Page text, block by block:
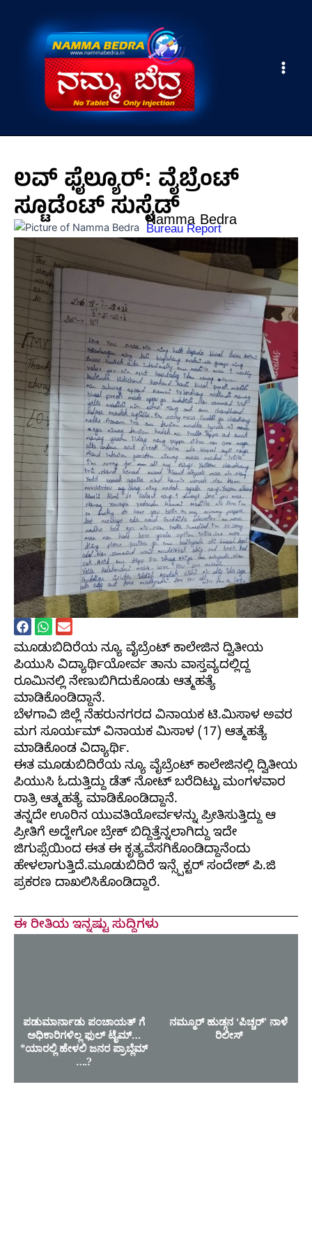
ಲವ್ ಫೈಲ್ಯೂರ್: ವೈಬ್ರೆಂಟ್
ಸ್ಟೂಡೆಂಟ್ ಸುಸೈಡ್
Namma Bedra
Bureau Report
ಮೂಡುಬಿದಿರೆಯ ನ್ಯೂ ವೈಬ್ರೆಂಟ್ ಕಾಲೇಜಿನ ದ್ವಿತೀಯ
ಪಿಯುಸಿ ವಿದ್ಯಾರ್ಥಿಯೋರ್ವ ತಾನು ವಾಸ್ತವ್ಯದಲ್ಲಿದ್ದ
ರೂಮಿನಲ್ಲಿ ನೇಣುಬಿಗಿದುಕೊಂಡು ಆತ್ಮಹತ್ಯೆ
ಮಾಡಿಕೊಂಡಿದ್ದಾನೆ.
ಬೆಳಗಾವಿ ಜಿಲ್ಲೆ ನೆಹರುನಗರದ ವಿನಾಯಕ ಟಿ.ಮಿಸಾಳ ಅವರ
ಮಗ ಸೂರ್ಯಮ್ ವಿನಾಯಕ ಮಿಸಾಳ (17) ಆತ್ಮಹತ್ಯೆ
ಮಾಡಿಕೊಂಡ ವಿದ್ಯಾರ್ಥಿ.
ಈತ ಮೂಡುಬಿದಿರೆಯ ನ್ಯೂ ವೈಬ್ರೆಂಟ್ ಕಾಲೇಜಿನಲ್ಲಿ ದ್ವಿತೀಯ
ಪಿಯುಸಿ ಓದುತ್ತಿದ್ದು ಡೆತ್ ನೋಟ್ ಬರೆದಿಟ್ಟು ಮಂಗಳವಾರ
ರಾತ್ರಿ ಆತ್ಮಹತ್ಯೆ ಮಾಡಿಕೊಂಡಿದ್ದಾನೆ.
ತನ್ನದೇ ಊರಿನ ಯುವತಿಯೋರ್ವಳನ್ನು ಪ್ರೀತಿಸುತ್ತಿದ್ದು ಆ
ಪ್ರೀತಿಗೆ ಅದ್ಹೇಗೋ ಬ್ರೇಕ್ ಬಿದ್ದಿತ್ತೆನ್ನಲಾಗಿದ್ದು ಇದೇ
ಜಿಗುಪ್ಸೆಯಿಂದ ಈತ ಈ ಕೃತ್ಯವೆಸಗಿಕೊಂಡಿದ್ದಾನೆಂದು
ಹೇಳಲಾಗುತ್ತಿದೆ.ಮೂಡುಬಿದಿರೆ ಇನ್ಸ್ಪೆಕ್ಟರ್ ಸಂದೇಶ್ ಪಿ.ಜಿ
ಪ್ರಕರಣ ದಾಖಲಿಸಿಕೊಂಡಿದ್ದಾರೆ.
ಈ ರೀತಿಯ ಇನ್ನಷ್ಟು ಸುದ್ದಿಗಳು
ಪಡುಮಾರ್ನಾಡು ಪಂಚಾಯತ್ ಗೆ
ಅಧಿಕಾರಿಗಳಿಲ್ಲ ಫುಲ್ ಟೈಮ್…
*ಯಾರಲ್ಲಿ ಹೇಳಲಿ ಜನರ ಪ್ರಾಬ್ಲೆಮ್
….?
ನಮ್ಮೂರ್ ಹುಡ್ಗನ ‘ಪಿಚ್ಚರ್’ ನಾಳೆ
ರಿಲೀಸ್